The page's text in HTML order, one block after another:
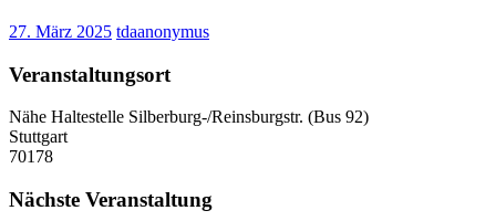
27. März 2025 tdaanonymus
Veranstaltungsort
Nähe Haltestelle Silberburg-/Reinsburgstr. (Bus 92)
Stuttgart
70178
Nächste Veranstaltung